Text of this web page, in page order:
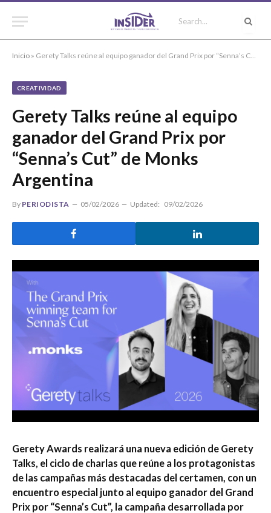
Inicio » Gerety Talks reúne al equipo ganador del Grand Prix por “Senna’s Cut” de Monks Argentina
CREATIVIDAD
Gerety Talks reúne al equipo
ganador del Grand Prix por
“Senna’s Cut” de Monks
Argentina
By PERIODISTA 05/02/2026 Updated: 09/02/2026
Gerety Awards realizará una nueva edición de Gerety
Talks, el ciclo de charlas que reúne a los protagonistas
de las campañas más destacadas del certamen, con un
encuentro especial junto al equipo ganador del Grand
Prix por “Senna’s Cut”, la campaña desarrollada por